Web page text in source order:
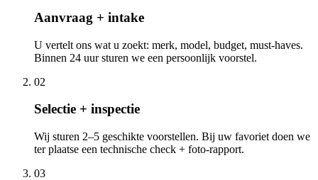
Aanvraag + intake
U vertelt ons wat u zoekt: merk, model, budget, must-haves.
Binnen 24 uur sturen we een persoonlijk voorstel.
02
Selectie + inspectie
Wij sturen 2–5 geschikte voorstellen. Bij uw favoriet doen we
ter plaatse een technische check + foto-rapport.
03